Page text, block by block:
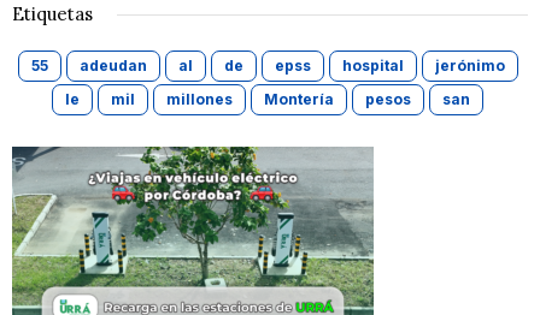
Etiquetas
55 adeudan al de epss hospital
jerónimo
le
mil millones Montería pesos san